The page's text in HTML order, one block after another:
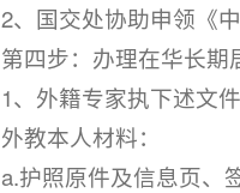
2、国交处协助申领《
第四步：办理在华长期
1、外籍专家执下述文
外教本人材料：
a.护照原件及信息页、